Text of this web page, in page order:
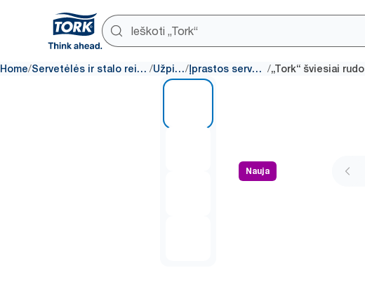
Home/ Servetėlės ir stalo reikmenys / Užpildai/ Įprastos servetėlės /
Nauja
1 of 4